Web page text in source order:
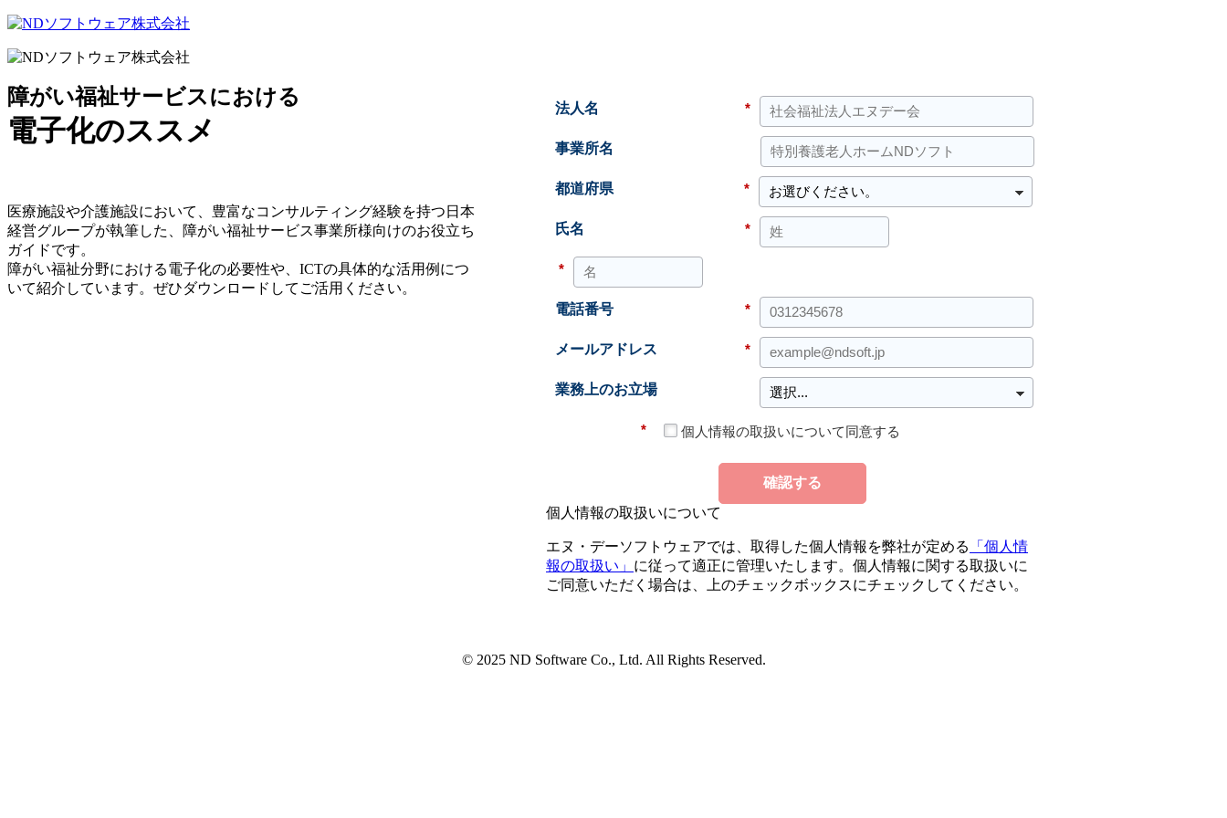
障がい福祉サービスにおける
電子化のススメ
医療施設や介護施設において、豊富なコンサルティング経験を持つ日本
経営グループが執筆した、障がい福祉サービス事業所様向けのお役立ち
ガイドです。
障がい福祉分野における電子化の必要性や、ICTの具体的な活用例につ
いて紹介しています。ぜひダウンロードしてご活用ください。
*
法人名
事業所名
*
都道府県
*
氏名
*
*
電話番号
*
メールアドレス
業務上のお立場
* 個人情報の取扱いについて同意する
確認する
個人情報の取扱いについて
エヌ・デーソフトウェアでは、取得した個人情報を弊社が定める
「個人情
報の取扱い」 に従って適正に管理いたします。個人情報に関する取扱いに
ご同意いただく場合は、上のチェックボックスにチェックしてください。
© 2025 ND Software Co., Ltd. All Rights Reserved.